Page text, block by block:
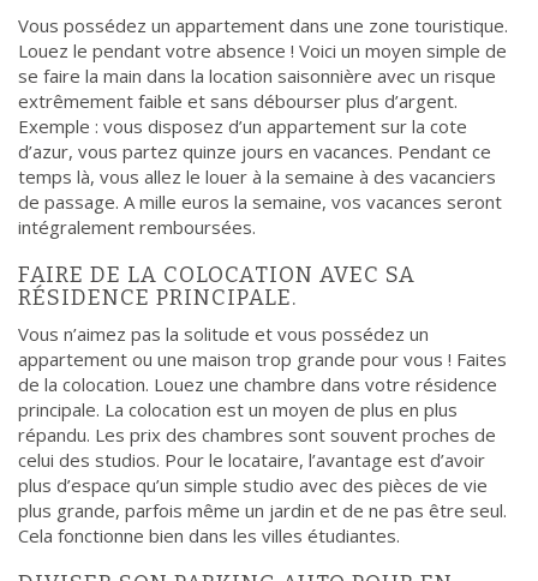
Vous possédez un appartement dans une zone touristique.
Louez le pendant votre absence ! Voici un moyen simple de
se faire la main dans la location saisonnière avec un risque
extrêmement faible et sans débourser plus d’argent.
Exemple : vous disposez d’un appartement sur la cote
d’azur, vous partez quinze jours en vacances. Pendant ce
temps là, vous allez le louer à la semaine à des vacanciers
de passage. A mille euros la semaine, vos vacances seront
intégralement remboursées.
FAIRE DE LA COLOCATION AVEC SA
RÉSIDENCE PRINCIPALE.
Vous n’aimez pas la solitude et vous possédez un
appartement ou une maison trop grande pour vous ! Faites
de la colocation. Louez une chambre dans votre résidence
principale. La colocation est un moyen de plus en plus
répandu. Les prix des chambres sont souvent proches de
celui des studios. Pour le locataire, l’avantage est d’avoir
plus d’espace qu’un simple studio avec des pièces de vie
plus grande, parfois même un jardin et de ne pas être seul.
Cela fonctionne bien dans les villes étudiantes.